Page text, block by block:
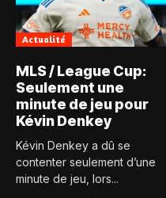
Actualité
MLS / League Cup:
Seulement une
minute de jeu pour
Kévin Denkey
Kévin Denkey a dû se
contenter seulement d’une
minute de jeu, lors...